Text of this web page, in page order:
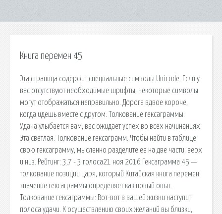
Книга перемен 45
Эта страница содержит специальные символы Unicode. Если у
вас отсутствуют необходимые шрифты, некоторые символы
могут отображаться неправильно. Дорога вдвое короче,
когда идешь вместе с другом. Толкование гексаграммы:
Удача улыбается вам, вас ожидает успех во всех начинаниях.
Эта светлая. Толкование гексаграмм. Чтобы найти в таблице
свою гексаграмму, мысленно разделите ее на две части: верх
и низ. Рейтинг: 3,7 - 3 голоса21 ноя 2016 Гексаграмма 45 —
толкование позиции царя, который Китайская книга перемен
значение гексаграммы определяет как новый опыт.
Толкование гексаграммы: Вот-вот в вашей жизни наступит
полоса удачи. К осуществлению своих желаний вы близки,